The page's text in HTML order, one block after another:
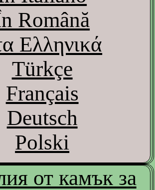
Română
Ελληνικά
Türkçe
Français
Deutsch
Polski
от камък за